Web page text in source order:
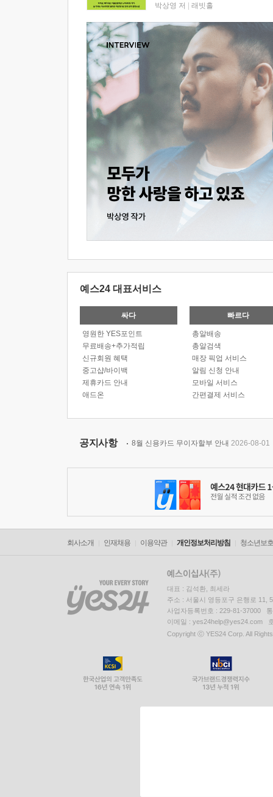
박상영 저 래빗홀
예스24 대표서비스
싸다
영원한 YES포인트
무료배송+추가적립
신규회원 혜택
중고샵/바이백
제휴카드 안내
애드온
빠르다
총알배송
총알검색
매장 픽업 서비스
알림 신청 안내
모바일 서비스
간편결제 서비스
공지사항 8월 신용카드 무이자할부 안내 2026-08-01
회사소개 인재채용 이용약관 개인정보처리방침 청소년보
대표 : 김석환, 최세라
주소 : 서울시 영등포구 은행로 11,
사업자등록번호 : 229-81-37000
이메일 : yes24help@yes24.com
Copyright ⓒ YES24 Corp. All